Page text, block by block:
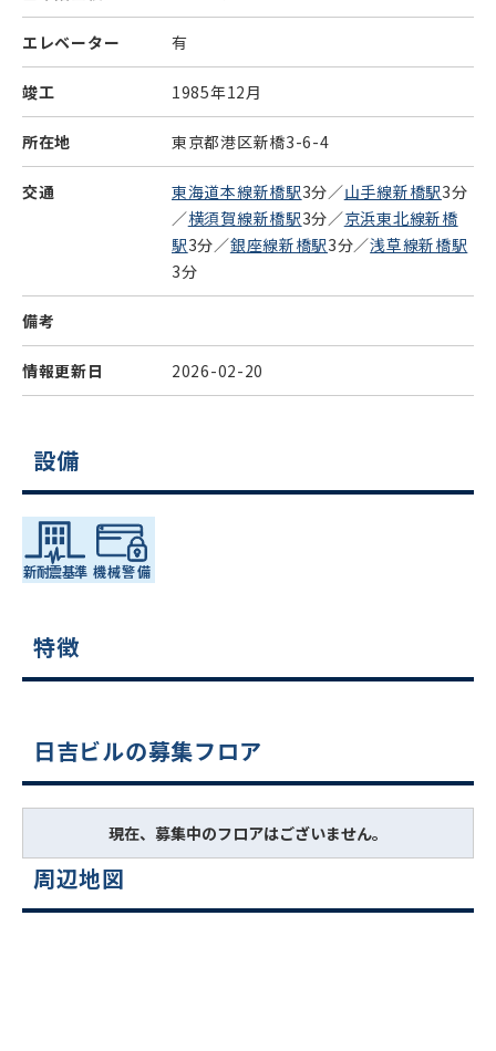
エレベーター 有
竣工 1985年12月
所在地 東京都港区新橋3-6-4
交通 東海道本線新橋駅3分／山手線新橋駅3分
／横須賀線新橋駅3分／京浜東北線新橋
駅3分／銀座線新橋駅3分／浅草線新橋駅
3分
備考
情報更新日 2026-02-20
設備
特徴
日吉ビルの募集フロア
現在、募集中のフロアはございません。
周辺地図